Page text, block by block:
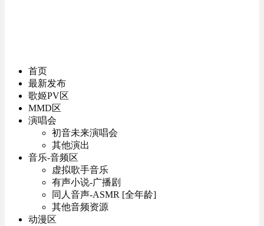
首页
最新发布
歌姬PV区
MMD区
演唱会
初音未来演唱会
其他演出
音乐-音频区
虚拟歌手音乐
有声小说-广播剧
同人音声-ASMR [全年龄]
其他音频资源
动漫区